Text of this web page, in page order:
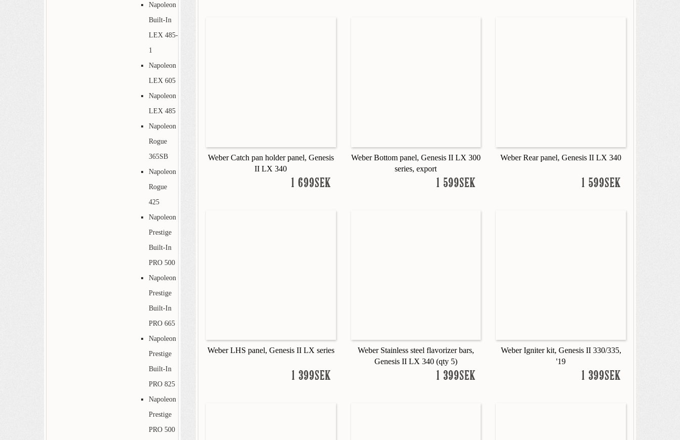
Weber Catch pan holder panel, Genesis
II LX 340
1 699SEK
Weber Bottom panel, Genesis II LX 300
series, export
1 599SEK
Weber Rear panel, Genesis II LX 340
1 599SEK
Weber LHS panel, Genesis II LX series
1 399SEK
Weber Stainless steel flavorizer bars,
Genesis II LX 340 (qty 5)
1 399SEK
Weber Igniter kit, Genesis II 330/335,
'19
1 399SEK
Napoleon
Built-In
LEX 485-
1
Napoleon
LEX 605
Napoleon
LEX 485
Napoleon
Rogue
365SB
Napoleon
Rogue
425
Napoleon
Prestige
Built-In
PRO 500
Napoleon
Prestige
Built-In
PRO 665
Napoleon
Prestige
Built-In
PRO 825
Napoleon
Prestige
PRO 500